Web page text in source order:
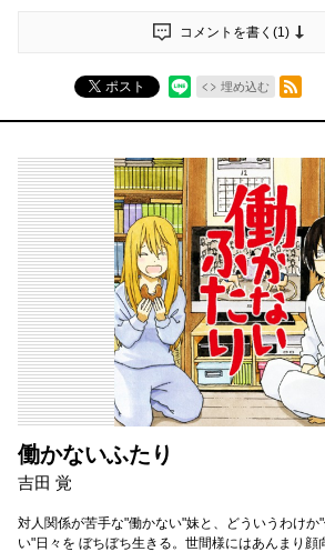
コメントを書く(1 )
ポスト 埋め込む
RSSフィード
働かないふたり
吉田 覚
対人関係が苦手な"働かない"妹と、どういうわけか
い"日々を ぼちぼち生きる。世間様にはあんまり顔